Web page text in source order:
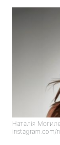
Наталія
instagram.com/